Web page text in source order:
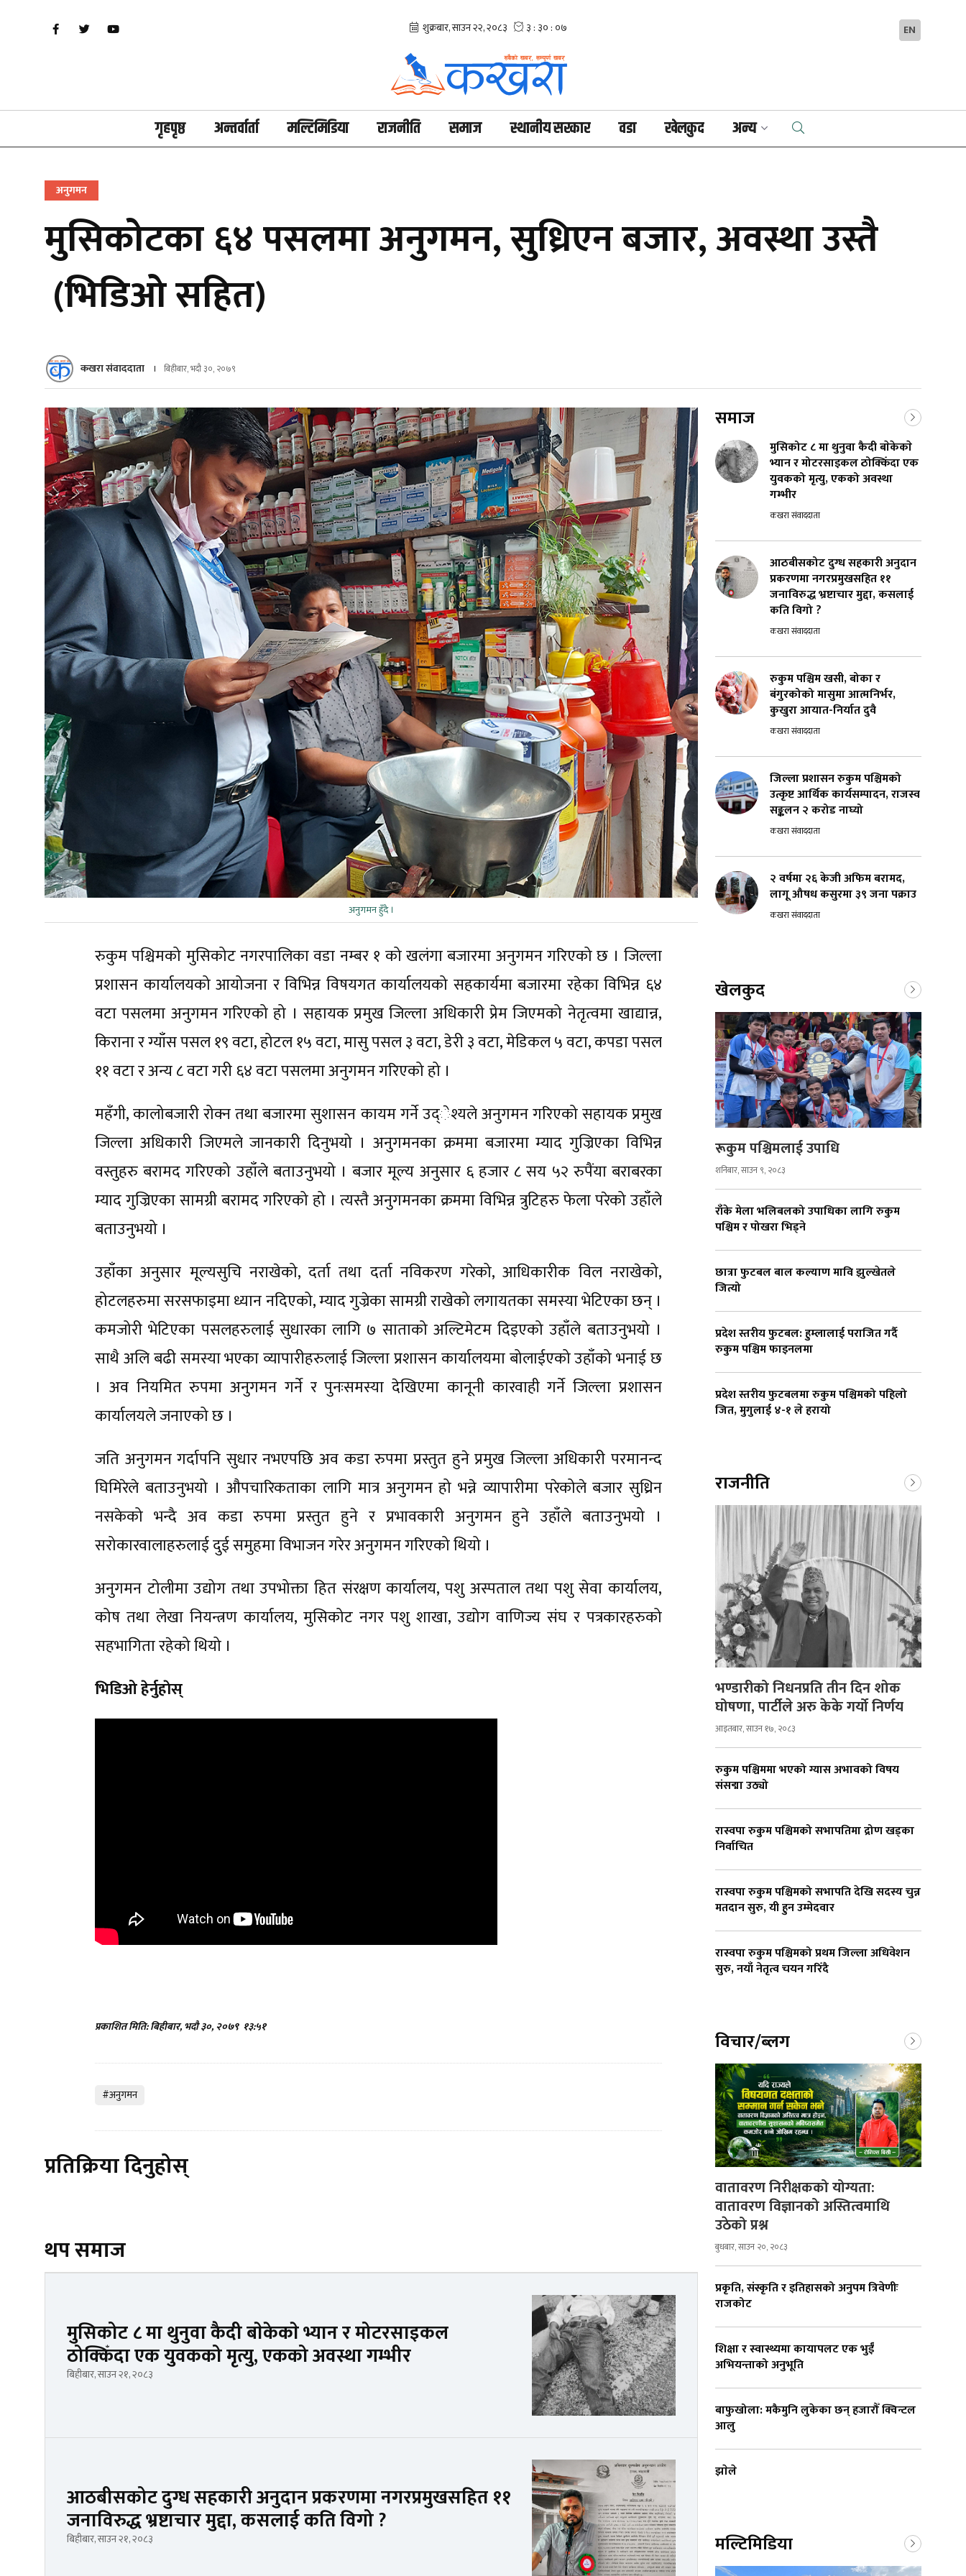
EN
गृहपृष्ठ अन्तर्वार्ता मल्टिमिडिया राजनीति समाज स्थानीय सरकार वडा खेलकुद अन्य
अनुगमन
मुसिकोटका ६४ पसलमा अनुगमन, सुध्रिएन बजार, अवस्था उस्तै
(भिडिओ सहित)
कखरा संवाददाता बिहीबार, भदौ ३०, २०७९
अनुगमन हुँदै ।
रुकुम पश्चिमको मुसिकोट नगरपालिका वडा नम्बर १ को खलंगा बजारमा अनुगमन गरिएको छ । जिल्ला
प्रशासन कार्यालयको आयोजना र विभिन्न विषयगत कार्यालयको सहकार्यमा बजारमा रहेका विभिन्न ६४
वटा पसलमा अनुगमन गरिएको हो । सहायक प्रमुख जिल्ला अधिकारी प्रेम जिएमको नेतृत्वमा खाद्यान्न,
किराना र ग्याँस पसल १९ वटा, होटल १५ वटा, मासु पसल ३ वटा, डेरी ३ वटा, मेडिकल ५ वटा, कपडा पसल
११ वटा र अन्य ८ वटा गरी ६४ वटा पसलमा अनुगमन गरिएको हो ।
महँगी, कालोबजारी रोक्न तथा बजारमा सुशासन कायम गर्ने उद्ेश्यले अनुगमन गरिएको सहायक प्रमुख
जिल्ला अधिकारी जिएमले जानकारी दिनुभयो । अनुगमनका क्रममा बजारमा म्याद गुज्रिएका विभिन्न
वस्तुहरु बरामद गरिएको उहाँले बताउनुभयो । बजार मूल्य अनुसार ६ हजार ८ सय ५२ रुपैंया बराबरका
म्याद गुज्रिएका सामग्री बरामद गरिएको हो । त्यस्तै अनुगमनका क्रममा विभिन्न त्रुटिहरु फेला परेको उहाँले
बताउनुभयो ।
उहाँका अनुसार मूल्यसुचि नराखेको, दर्ता तथा दर्ता नविकरण गरेको, आधिकारीक विल नराखेको,
होटलहरुमा सरसफाइमा ध्यान नदिएको, म्याद गुज्रेका सामग्री राखेको लगायतका समस्या भेटिएका छन् ।
कमजोरी भेटिएका पसलहरुलाई सुधारका लागि ७ साताको अल्टिमेटम दिइएको उहाँले बताउनुभयो ।
साथै अलि बढी समस्या भएका व्यापारीहरुलाई जिल्ला प्रशासन कार्यालयमा बोलाईएको उहाँको भनाई छ
। अव नियमित रुपमा अनुगमन गर्ने र पुनःसमस्या देखिएमा कानूनी कारवाही गर्ने जिल्ला प्रशासन
कार्यालयले जनाएको छ ।
जति अनुगमन गर्दापनि सुधार नभएपछि अव कडा रुपमा प्रस्तुत हुने प्रमुख जिल्ला अधिकारी परमानन्द
घिमिरेले बताउनुभयो । औपचारिकताका लागि मात्र अनुगमन हो भन्ने व्यापारीमा परेकोले बजार सुध्रिन
नसकेको भन्दै अव कडा रुपमा प्रस्तुत हुने र प्रभावकारी अनुगमन हुने उहाँले बताउनुभयो ।
सरोकारवालाहरुलाई दुई समुहमा विभाजन गरेर अनुगमन गरिएको थियो ।
अनुगमन टोलीमा उद्योग तथा उपभोक्ता हित संरक्षण कार्यालय, पशु अस्पताल तथा पशु सेवा कार्यालय,
कोष तथा लेखा नियन्त्रण कार्यालय, मुसिकोट नगर पशु शाखा, उद्योग वाणिज्य संघ र पत्रकारहरुको
सहभागिता रहेको थियो ।
भिडिओ हेर्नुहाेस्
प्रकाशित मिति: बिहीबार, भदौ ३०, २०७९ १३:५१
#अनुगमन
प्रतिक्रिया दिनुहोस्
थप समाज
मुसिकोट ८ मा थुनुवा कैदी बाेकेकाे भ्यान र मोटरसाइकल
ठोक्किँदा एक युवकको मृत्यु, एकको अवस्था गम्भीर
बिहीबार, साउन २१, २०८३
आठबीसकोट दुग्ध सहकारी अनुदान प्रकरणमा नगरप्रमुखसहित ११
जनाविरुद्ध भ्रष्टाचार मुद्दा, कसलाई कति विगो ?
बिहीबार, साउन २१, २०८३
समाज
मुसिकोट ८ मा थुनुवा कैदी बाेकेकाे
भ्यान र मोटरसाइकल ठोक्किँदा एक
युवकको मृत्यु, एकको अवस्था
गम्भीर
कखरा संवाददाता
आठबीसकोट दुग्ध सहकारी अनुदान
प्रकरणमा नगरप्रमुखसहित ११
जनाविरुद्ध भ्रष्टाचार मुद्दा, कसलाई
कति विगो ?
कखरा संवाददाता
रुकुम पश्चिम खसी, बोका र
बंगुरकोको मासुमा आत्मनिर्भर,
कुखुरा आयात-निर्यात दुवै
कखरा संवाददाता
जिल्ला प्रशासन रुकुम पश्चिमको
उत्कृष्ट आर्थिक कार्यसम्पादन, राजस्व
सङ्कलन २ करोड नाघ्यो
कखरा संवाददाता
२ वर्षमा २६ केजी अफिम बरामद,
लागू औषध कसुरमा ३९ जना पक्राउ
कखरा संवाददाता
खेलकुद
रूकुम पश्चिमलाई उपाधि
शनिबार, साउन ९, २०८३
राँके मेला भलिबलको उपाधिका लागि रुकुम
पश्चिम र पोखरा भिड्ने
छात्रा फुटबल बाल कल्याण मावि झुल्खेतले
जित्यो
प्रदेश स्तरीय फुटबल: हुम्लालाई पराजित गर्दै
रुकुम पश्चिम फाइनलमा
प्रदेश स्तरीय फुटबलमा रुकुम पश्चिमको पहिलो
जित, मुगुलाई ४-१ ले हरायो
राजनीति
भण्डारीको निधनप्रति तीन दिन शोक
घोषणा, पार्टीले अरु केके गर्यो निर्णय
आइतबार, साउन १७, २०८३
रुकुम पश्चिममा भएको ग्यास अभावको विषय
संसद्मा उठ्यो
रास्वपा रुकुम पश्चिमको सभापतिमा द्रोण खड्का
निर्वाचित
रास्वपा रुकुम पश्चिमको सभापति देखि सदस्य चुन्न
मतदान सुरु, यी हुन उम्मेदवार
रास्वपा रुकुम पश्चिमको प्रथम जिल्ला अधिवेशन
सुरु, नयाँ नेतृत्व चयन गरिँदै
विचार/ब्लग
वातावरण निरीक्षकको योग्यता:
वातावरण विज्ञानको अस्तित्वमाथि
उठेको प्रश्न
बुधबार, साउन २०, २०८३
प्रकृति, संस्कृति र इतिहासको अनुपम त्रिवेणीः
राजकोट
शिक्षा र स्वास्थ्यमा कायापलट एक भुईँ
अभियन्ताको अनुभूति
बाफुखोला: मकैमुनि लुकेका छन् हजारौँ क्विन्टल
आलु
झाेले
मल्टिमिडिया